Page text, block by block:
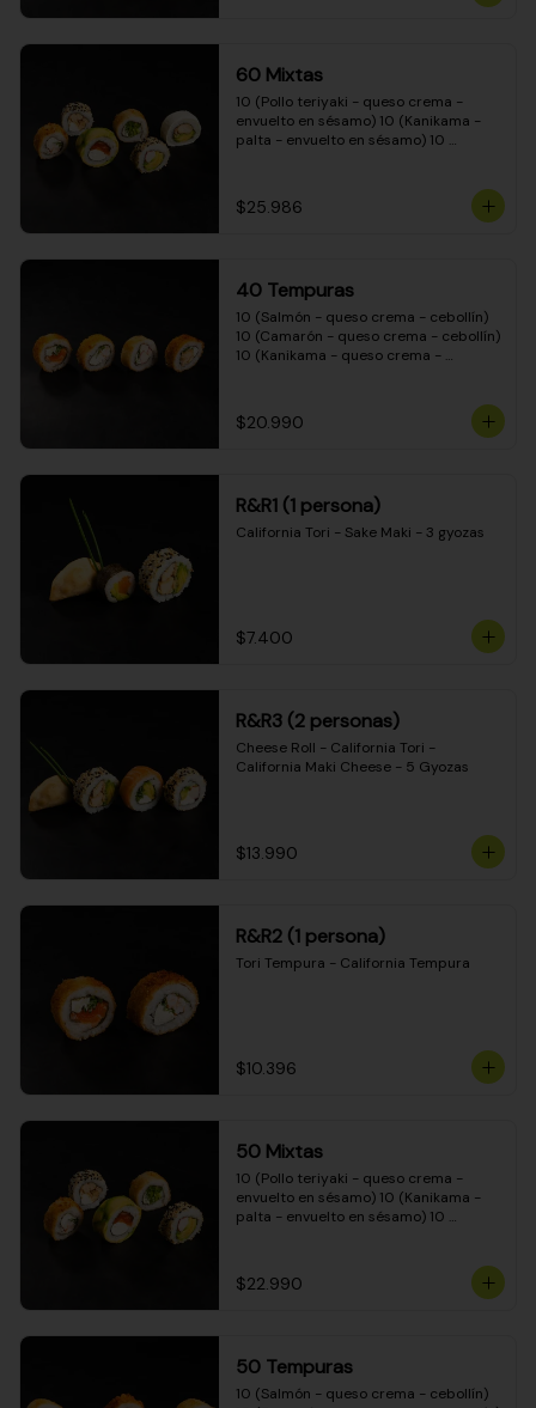
(Pimentón - queso crema - cebollín -
envuelto en masa tempura)
60 Mixtas
10 (Pollo teriyaki - queso crema -
envuelto en sésamo) 10 (Kanikama -
palta - envuelto en sésamo) 10
envuelto en queso crema) 10
(Camarón - queso crema - cebollín -
$25.986
40 Tempuras
10 (Salmón - queso crema - cebollín)
10 (Camarón - queso crema - cebollín)
10 (Kanikama - queso crema -
$20.990
R&R1 (1 persona)
California Tori - Sake Maki - 3 gyozas
$7.400
R&R3 (2 personas)
Cheese Roll - California Tori -
California Maki Cheese - 5 Gyozas
$13.990
R&R2 (1 persona)
Tori Tempura - California Tempura
$10.396
50 Mixtas
10 (Pollo teriyaki - queso crema -
envuelto en sésamo) 10 (Kanikama -
palta - envuelto en sésamo) 10
cebollín - envuelto en masa tempura)
10 (Pimentón - queso crema - cebollín
$22.990
50 Tempuras
10 (Salmón - queso crema - cebollín)